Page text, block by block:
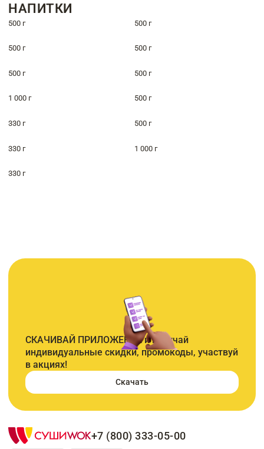
НАПИТКИ
500 г 500 г
500 г 500 г
500 г 500 г
1 000 г 500 г
330 г 500 г
330 г 1 000 г
330 г
СКАЧИВАЙ ПРИЛОЖЕНИЕ и получай
индивидуальные скидки, промокоды, участвуй
в акциях!
Скачать
+7 (800) 333-05-00